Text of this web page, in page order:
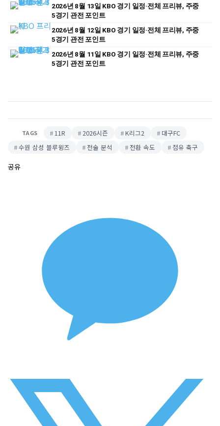
2026년 8월 13일 KBO 경기 일정·전체 프리뷰, 주중
5경기 관전 포인트
2026년 8월 12일 KBO 경기 일정·전체 프리뷰, 주중
5경기 관전 포인트
2026년 8월 11일 KBO 경기 일정·전체 프리뷰, 주중
5경기 관전 포인트
TAGS 11R 2026시즌 K리그2
대구FC
수원 삼성 블루윙즈
전술 분석 전환 속도 점유 축구
공유